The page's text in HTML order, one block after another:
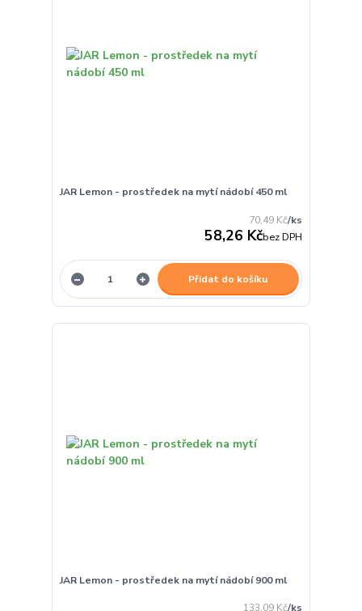
JAR Lemon - prostředek na mytí nádobí 450 ml
70,49 Kč/ks
58,26 Kčbez DPH
Přidat do košíku
JAR Lemon - prostředek na mytí nádobí 900 ml
133,09 Kč/ks